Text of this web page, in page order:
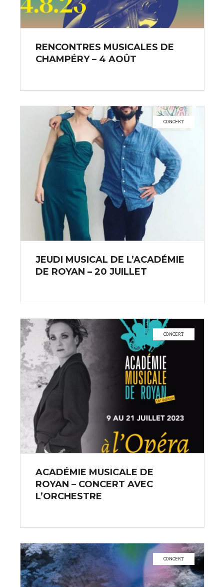
RENCONTRES MUSICALES DE
CHAMPÉRY – 4 AOÛT
CONCERT
JEUDI MUSICAL DE L’ACADÉMIE
DE ROYAN – 20 JUILLET
CONCERT
ACADÉMIE MUSICALE DE
ROYAN – CONCERT AVEC
L’ORCHESTRE
CONCERT